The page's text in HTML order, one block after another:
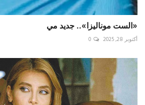
«الست موناليزا».. جديد مي
أكتوبر 28, 2025 0